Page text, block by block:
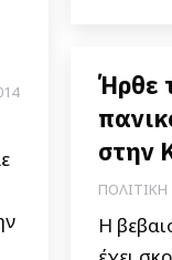
Ήρθε
στην
ΠΟΛΙΤΙΚΗ
Η